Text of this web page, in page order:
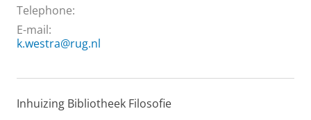
Telephone:
E-mail:
k.westra@rug.nl
Inhuizing Bibliotheek Filosofie